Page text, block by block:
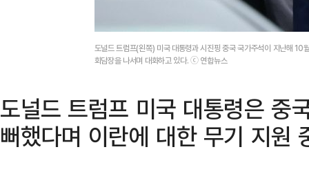
도널드 트럼프(왼쪽) 미국 대통령과 시진핑 중국 국가주석이 지난해
회담장을 나서며 대화하고 있다. ⓒ 연합뉴스
도널드 트럼프 미국 대통령은 중
뻐했다며 이란에 대한 무기 지원